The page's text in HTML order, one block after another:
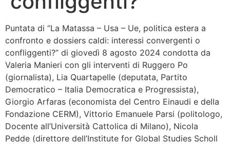
Fondazione CERM – Idee
Puntata di “La Matassa – Usa – Ue, politica estera a
confronto e dossiers caldi: interessi convergenti o
confliggenti?” di giovedì 8 agosto 2024 condotta da
Valeria Manieri con gli interventi di Ruggero Po
(giornalista), Lia Quartapelle (deputata, Partito
Democratico – Italia Democratica e Progressista),
Giorgio Arfaras (economista del Centro Einaudi e della
Fondazione CERM), Vittorio Emanuele Parsi (politologo,
Docente all’Università Cattolica di Milano), Nicola
Pedde (direttore dell’Institute for Global Studies Scholl